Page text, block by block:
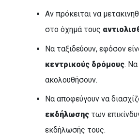
Αν πρόκειται να
στο όχημά τους
Να ταξιδεύουν, εφόσον
κεντρικούς δρόμους. Να
ακολουθήσουν.
Να αποφεύγουν να
εκδήλωσηςτων
εκδήλωσής τους.